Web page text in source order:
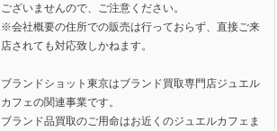
ございませんので、ご注意ください。
※会社概要の住所での販売は行っておらず、直接ご来
店されても対応致しかねます。
ブランドショット東京はブランド買取専門店ジュエル
カフェの関連事業です。
ブランド品買取のご用命はお近くのジュエルカフェ ま